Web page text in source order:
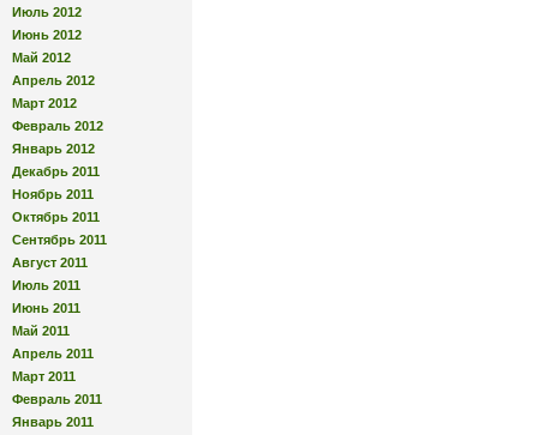
Июль 2012
Июнь 2012
Май 2012
Апрель 2012
Март 2012
Февраль 2012
Январь 2012
Декабрь 2011
Ноябрь 2011
Октябрь 2011
Сентябрь 2011
Август 2011
Июль 2011
Июнь 2011
Май 2011
Апрель 2011
Март 2011
Февраль 2011
Январь 2011